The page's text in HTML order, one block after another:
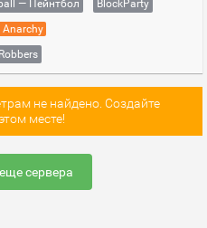
— Пейнтбол
BlockParty
не найдено. Создайте
месте!
сервера